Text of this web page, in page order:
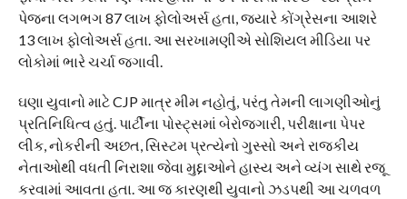
પેજના લગભગ 87 લાખ ફોલોઅર્સ હતા, જ્યારે કોંગ્રેસના આશરે
13 લાખ ફોલોઅર્સ હતા. આ સરખામણીએ સોશિયલ મીડિયા પર
લોકોમાં ભારે ચર્ચા જગાવી.
ઘણા યુવાનો માટે CJP માત્ર મીમ નહોતું, પરંતુ તેમની લાગણીઓનું
પ્રતિનિધિત્વ હતું. પાર્ટીના પોસ્ટ્સમાં બેરોજગારી, પરીક્ષાના પેપર
લીક, નોકરીની અછત, સિસ્ટમ પ્રત્યેનો ગુસ્સો અને રાજકીય
નેતાઓથી વધતી નિરાશા જેવા મુદ્દાઓને હાસ્ય અને વ્યંગ સાથે રજૂ
કરવામાં આવતા હતા. આ જ કારણથી યુવાનો ઝડપથી આ ચળવળ